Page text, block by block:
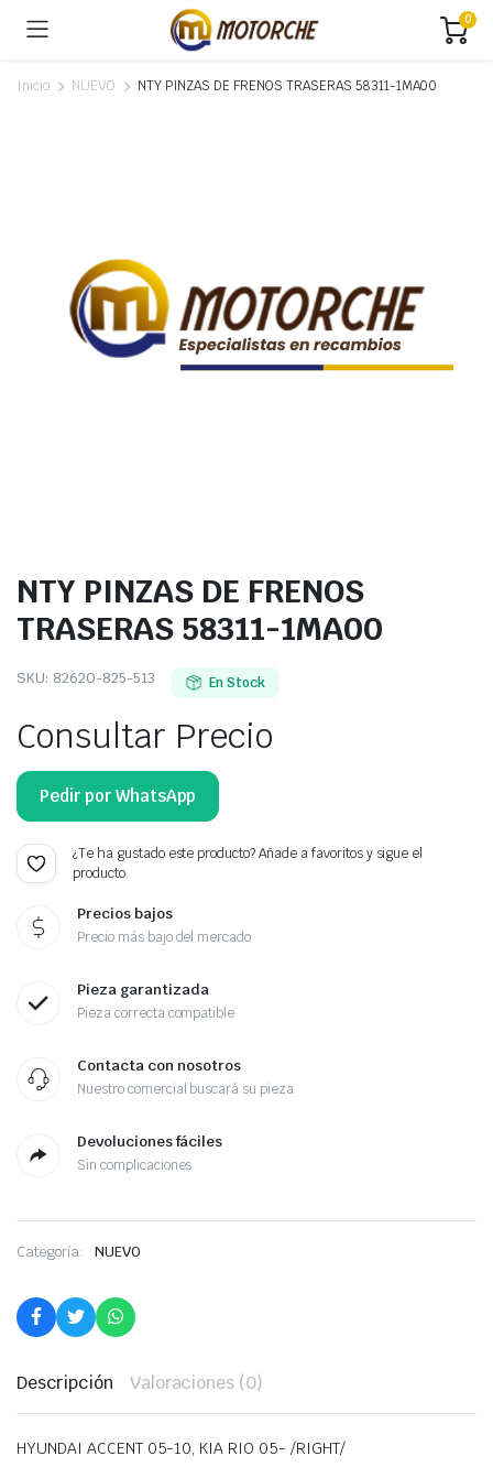
0
Inicio NUEVO NTY PINZAS DE FRENOS TRASERAS 58311-1MA00
NTY PINZAS DE FRENOS
TRASERAS 58311-1MA00
SKU: 82620-825-513 En Stock
Consultar Precio
Pedir por WhatsApp
¿Te ha gustado este producto? Añade a favoritos y sigue el
producto.
Precios bajos
Precio más bajo del mercado
Pieza garantizada
Pieza correcta compatible
Contacta con nosotros
Nuestro comercial buscará su pieza
Devoluciones fáciles
Sin complicaciones
Categoría: NUEVO
Descripción Valoraciones (0)
HYUNDAI ACCENT 05-10, KIA RIO 05- /RIGHT/